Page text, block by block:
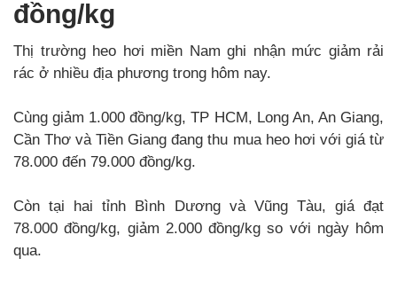
đồng/kg
Thị trường heo hơi miền Nam ghi nhận mức giảm rải
rác ở nhiều địa phương trong hôm nay.
Cùng giảm 1.000 đồng/kg, TP HCM, Long An, An Giang,
Cần Thơ và Tiền Giang đang thu mua heo hơi với giá từ
78.000 đến 79.000 đồng/kg.
Còn tại hai tỉnh Bình Dương và Vũng Tàu, giá đạt
78.000 đồng/kg, giảm 2.000 đồng/kg so với ngày hôm
qua.